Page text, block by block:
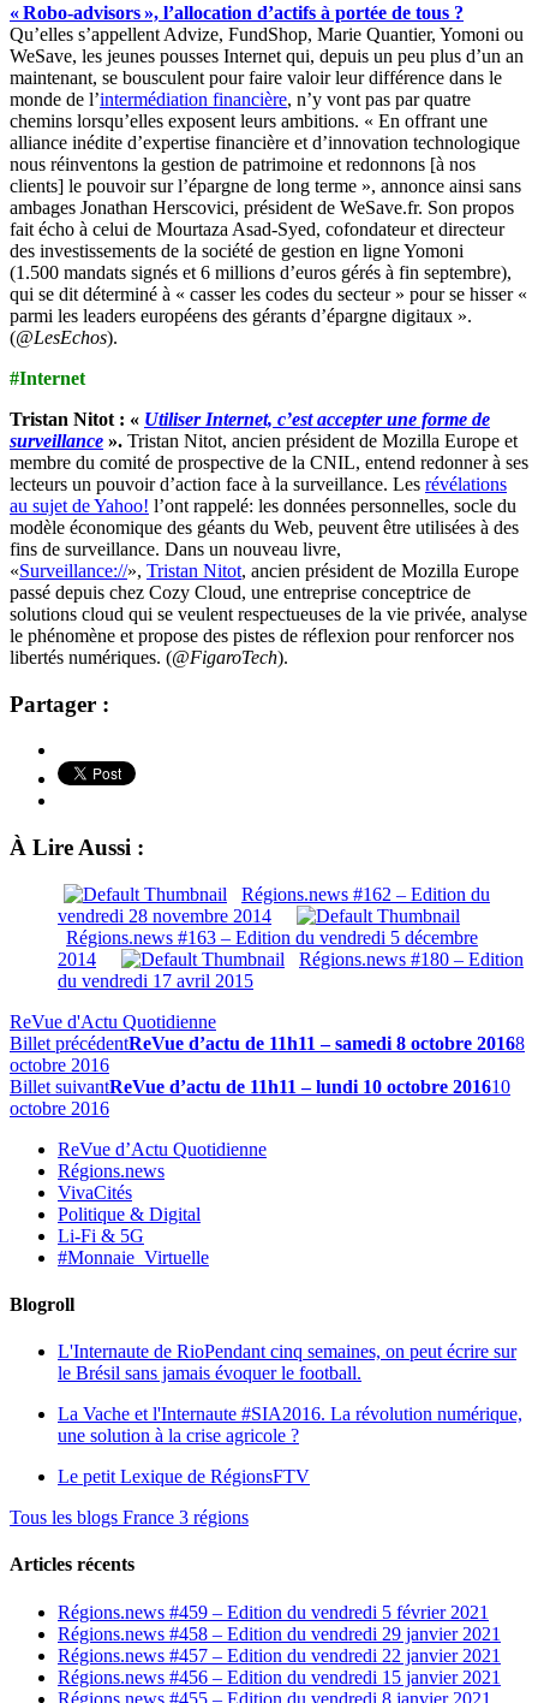
« Robo-advisors », l’allocation d’actifs à portée de tous ?
Qu’elles s’appellent Advize, Fund­Shop, Marie Quantier, Yomoni ou
WeSave, les jeunes pousses Internet qui, depuis un peu plus d’un an
maintenant, se bousculent pour faire valoir leur différence dans le
monde de l’intermédiation financière, n’y vont pas par quatre
chemins lorsqu’elles exposent leurs ambitions. « En offrant une
alliance inédite d’expertise financière et d’innovation technologique
nous réinventons la gestion de patrimoine et redonnons [à nos
clients] le pouvoir sur l’épargne de long terme », annonce ainsi sans
ambages Jonathan Herscovici, président de WeSave.fr. Son propos
fait écho à celui de Mourtaza Asad-Syed, cofondateur et directeur
des investissements de la société de gestion en ligne Yomoni
(1.500 mandats signés et 6 millions d’euros gérés à fin septembre),
qui se dit déterminé à « casser les codes du secteur » pour se hisser «
parmi les leaders européens des gérants d’épargne digitaux ».
(@LesEchos).
#Internet
Tristan Nitot : « Utiliser Internet, c’est accepter une forme de
surveillance ». Tristan Nitot, ancien président de Mozilla Europe et
membre du comité de prospective de la CNIL, entend redonner à ses
lecteurs un pouvoir d’action face à la surveillance. Les révélations
au sujet de Yahoo! l’ont rappelé: les données personnelles, socle du
modèle économique des géants du Web, peuvent être utilisées à des
fins de surveillance. Dans un nouveau livre,
«Surveillance://», Tristan Nitot, ancien président de Mozilla Europe
passé depuis chez Cozy Cloud, une entreprise conceptrice de
solutions cloud qui se veulent respectueuses de la vie privée, analyse
le phénomène et propose des pistes de réflexion pour renforcer nos
libertés numériques. (@FigaroTech).
Partager :
À Lire Aussi :
Régions.news #162 – Edition du
vendredi 28 novembre 2014
Régions.news #163 – Edition du vendredi 5 décembre
2014
Régions.news #180 – Edition
du vendredi 17 avril 2015
ReVue d'Actu Quotidienne
Billet précédentReVue d’actu de 11h11 – samedi 8 octobre 20168
octobre 2016
Billet suivantReVue d’actu de 11h11 – lundi 10 octobre 201610
octobre 2016
ReVue d’Actu Quotidienne
Régions.news
VivaCités
Politique & Digital
Li-Fi & 5G
#Monnaie_Virtuelle
Blogroll
L'Internaute de RioPendant cinq semaines, on peut écrire sur
le Brésil sans jamais évoquer le football.
La Vache et l'Internaute #SIA2016. La révolution numérique,
une solution à la crise agricole ?
Le petit Lexique de RégionsFTV
Tous les blogs France 3 régions
Articles récents
Régions.news #459 – Edition du vendredi 5 février 2021
Régions.news #458 – Edition du vendredi 29 janvier 2021
Régions.news #457 – Edition du vendredi 22 janvier 2021
Régions.news #456 – Edition du vendredi 15 janvier 2021
Régions.news #455 – Edition du vendredi 8 janvier 2021